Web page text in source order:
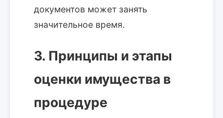
документов может занять
значительное время.
3. Принципы и этапы
оценки имущества в
процедуре